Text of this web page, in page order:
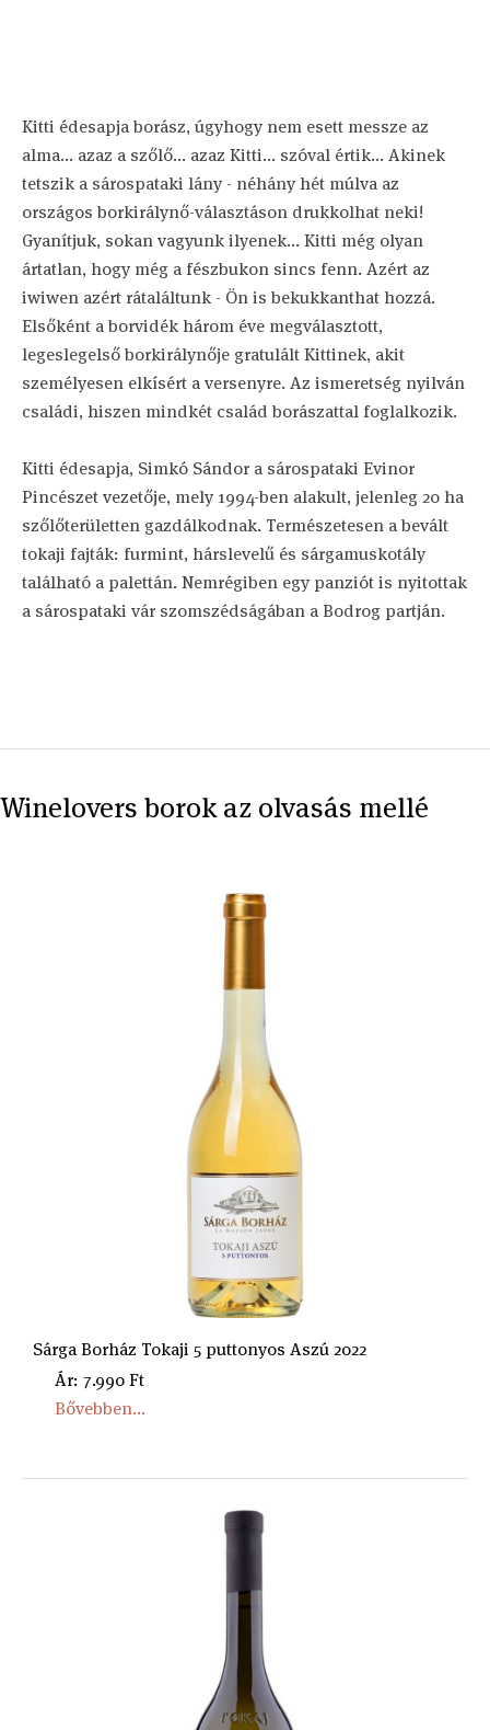
Kitti édesapja borász, úgyhogy nem esett messze az
alma... azaz a szőlő... azaz Kitti... szóval értik... Akinek
tetszik a sárospataki lány - néhány hét múlva az
országos borkirálynő-választáson drukkolhat neki!
Gyanítjuk, sokan vagyunk ilyenek... Kitti még olyan
ártatlan, hogy még a fészbukon sincs fenn. Azért az
iwiwen azért rátaláltunk - Ön is bekukkanthat hozzá.
Elsőként a borvidék három éve megválasztott,
legeslegelső borkirálynője gratulált Kittinek, akit
személyesen elkísért a versenyre. Az ismeretség nyilván
családi, hiszen mindkét család borászattal foglalkozik.
Kitti édesapja, Simkó Sándor a sárospataki Evinor
Pincészet vezetője, mely 1994-ben alakult, jelenleg 20 ha
szőlőterületten gazdálkodnak. Természetesen a bevált
tokaji fajták: furmint, hárslevelű és sárgamuskotály
található a palettán. Nemrégiben egy panziót is nyitottak
a sárospataki vár szomszédságában a Bodrog partján.
Winelovers borok az olvasás mellé
Sárga Borház Tokaji 5 puttonyos Aszú 2022
Ár: 7.990 Ft
Bővebben...